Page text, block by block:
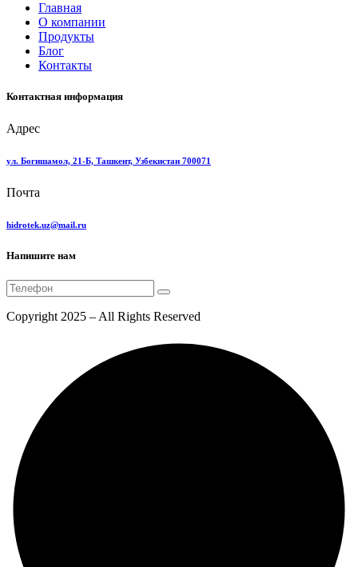
Главная
О компании
Продукты
Блог
Контакты
Контактная информация
Адрес
ул. Богишамол, 21-Б, Ташкент, Узбекистан 700071
Почта
hidrotek.uz@mail.ru
Напишите нам
Copyright 2025 – All Rights Reserved